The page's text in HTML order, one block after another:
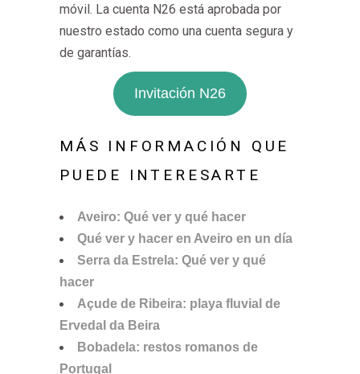
móvil. La cuenta N26 está aprobada por
nuestro estado como una cuenta segura y
de garantías.
Invitación N26
MÁS INFORMACIÓN QUE
PUEDE INTERESARTE
Aveiro: Qué ver y qué hacer
Qué ver y hacer en Aveiro en un día
Serra da Estrela: Qué ver y qué
hacer
Açude de Ribeira: playa fluvial de
Ervedal da Beira
Bobadela: restos romanos de
Portugal